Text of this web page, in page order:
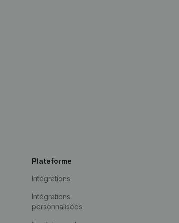
Plateforme
Intégrations
Intégrations
personnalisées